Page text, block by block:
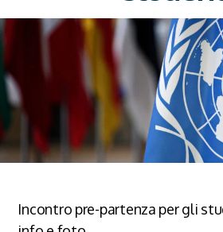
Incontro pre-partenza per gli